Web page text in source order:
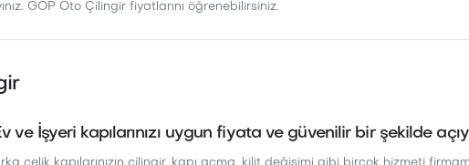
GOP Oto Çilingir fiyatlarını öğrenebilirsiniz.
ve İşyeri kapılarınızı uygun fiyata ve güvenilir bir şekilde